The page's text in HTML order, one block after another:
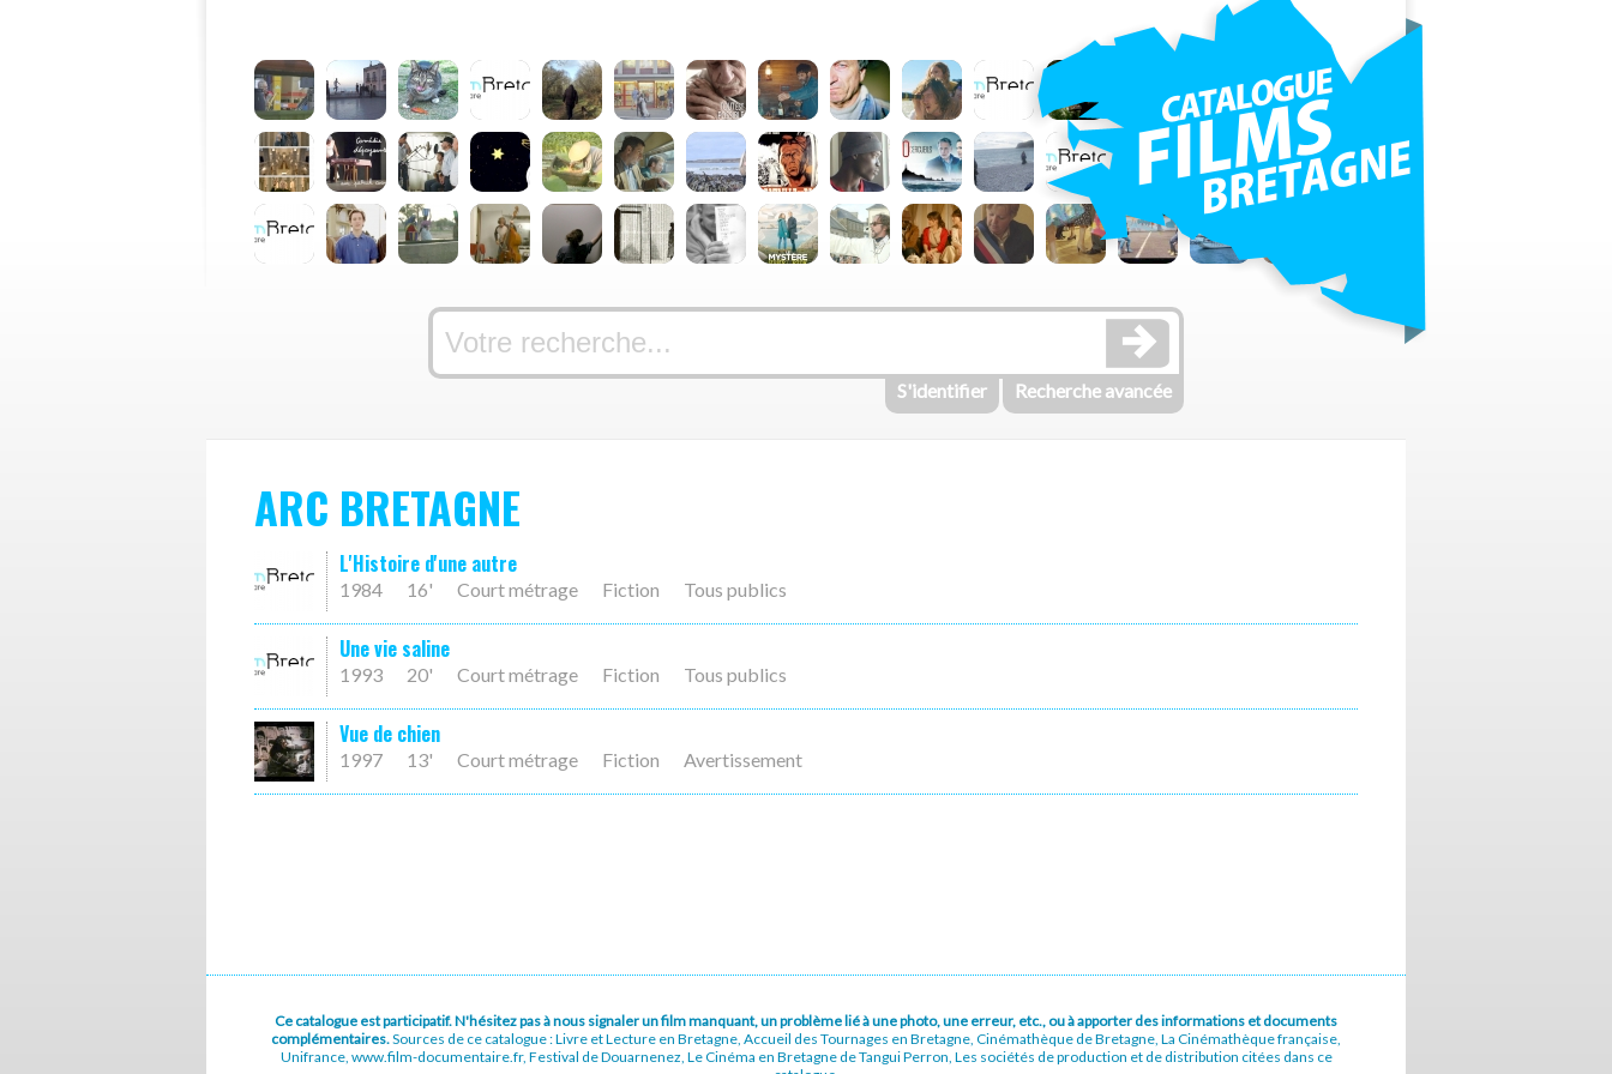
S'identifier Recherche avancée
ARC BRETAGNE
L'Histoire d'une autre
1984 16' Court métrage Fiction Tous publics
Une vie saline
1993 20' Court métrage Fiction Tous publics
Vue de chien
1997 13' Court métrage Fiction Avertissement
Ce catalogue est participatif. N'hésitez pas à nous signaler un film manquant, un problème lié à une photo, une erreur, etc., ou à apporter des informations et documents
complémentaires.Sources de ce catalogue : Livre et Lecture en Bretagne, Accueil des Tournages en Bretagne, Cinémathèque de Bretagne, La Cinémathèque française,
Unifrance, www.film-documentaire.fr, Festival de Douarnenez, Le Cinéma en Bretagne de Tangui Perron, Les sociétés de production et de distribution citées dans ce